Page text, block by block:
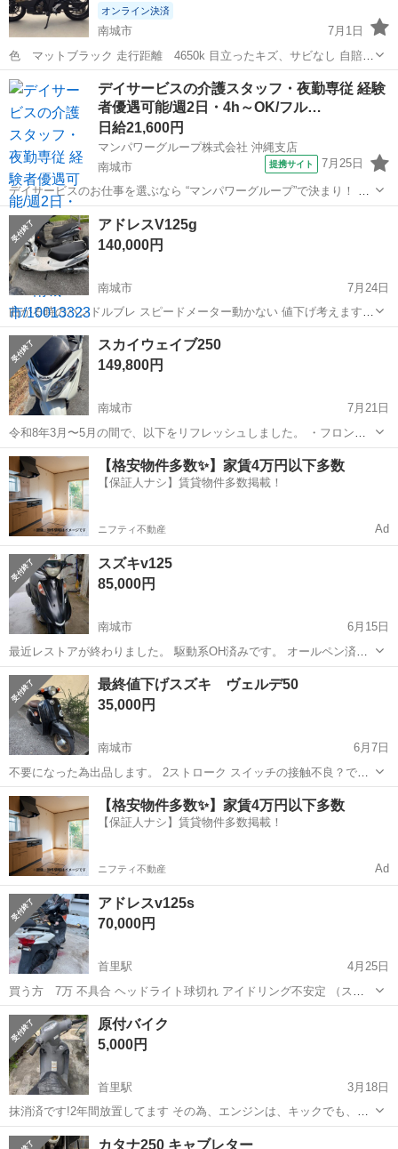
オンライン決済
南城市
7月1日
色 マットブラック 走行距離 4650k 目立ったキズ、サビなし 自賠責
あり 鍵 1つ 支払いは現金手渡しでお願いします 取引場所は一応どこ
でも大丈夫です
沖縄 スズキ ジクサー
デイサービスの介護スタッフ・夜勤専従 経験
者優遇可能/週2日・4h～OK/フル…
日給21,600円
マンパワーグループ株式会社 沖縄支店
南城市
提携サイト 7月25日
デイサービスのお仕事を選ぶなら “マンパワーグループ”で決まり！ ✅️
高時給で稼げる！ ✅️ライフスタイルに合わせて働ける！ ✅️資格取得支
沖縄 南城市 医療
アドレスV125g
140,000円
南城市
7月24日
曲がる時のハンドルブレ スピードメーター動かない 値下げ考えます
m(_ _)m
沖縄 南城市 スズキ アドレス
スカイウェイブ250
149,800円
南城市
7月21日
令和8年3月〜5月の間で、以下をリフレッシュしました。 ・フロント
フォークOH ・ダンロップタイヤ前後新品 ・フロントベアリング ・ダ
ストシール ・リアブレーキパッド ・エアクリーナー ・オイルフィル
ター、ガスケットoリング...
沖縄 南城市 スズキ
【格安物件多数✨】家賃4万円以下多数
【保証人ナシ】賃貸物件多数掲載！
ニフティ不動産 Ad
スズキv125
85,000円
南城市
6月15日
最近レストアが終わりました。 駆動系OH済みです。 オールペン済み
です。 色は黒です スクリーンとナックルガードもあります。
沖縄 南城市 スズキ
最終値下げスズキ ヴェルデ50
35,000円
南城市
6月7日
不要になった為出品します。 2ストローク スイッチの接触不良？で、
セル使えません。 キックでの始動です。他は不備なく乗れます 自賠責
R9.10まで入ってます。 抹消されてますので、近ければこちらから配
達可能です。 ...
沖縄 南城市 スズキ ヴェルデ
【格安物件多数✨】家賃4万円以下多数
【保証人ナシ】賃貸物件多数掲載！
ニフティ不動産 Ad
アドレスv125s
70,000円
首里駅
4月25日
買う方 7万 不具合 ヘッドライト球切れ アイドリング不安定 （スロ
ットルボディだと思います） シート破れ 少し整備すれば問題ないです
スピードも100キロでます 現車確認〇3Nでお願いします 今日中に買え
る方値下げ可能です
沖縄 南城市 首里駅
原付バイク
5,000円
首里駅
3月18日
抹消済です!2年間放置してます その為、エンジンは、キックでも、か
かりません タイヤも、空気抜けてます バッテリー交換すれば、エンジ
沖縄 南城市 首里駅 スズキ エンジン
カタナ250 キャブレター